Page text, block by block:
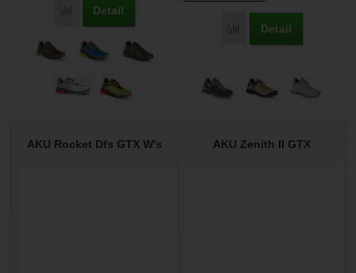
Přidat 'AKU Flyrock GTX' k porovnání
Detail
Přidat 'AKU Alterra
Detail
AKU Rocket Dfs GTX W’s AKU Zenith II GTX